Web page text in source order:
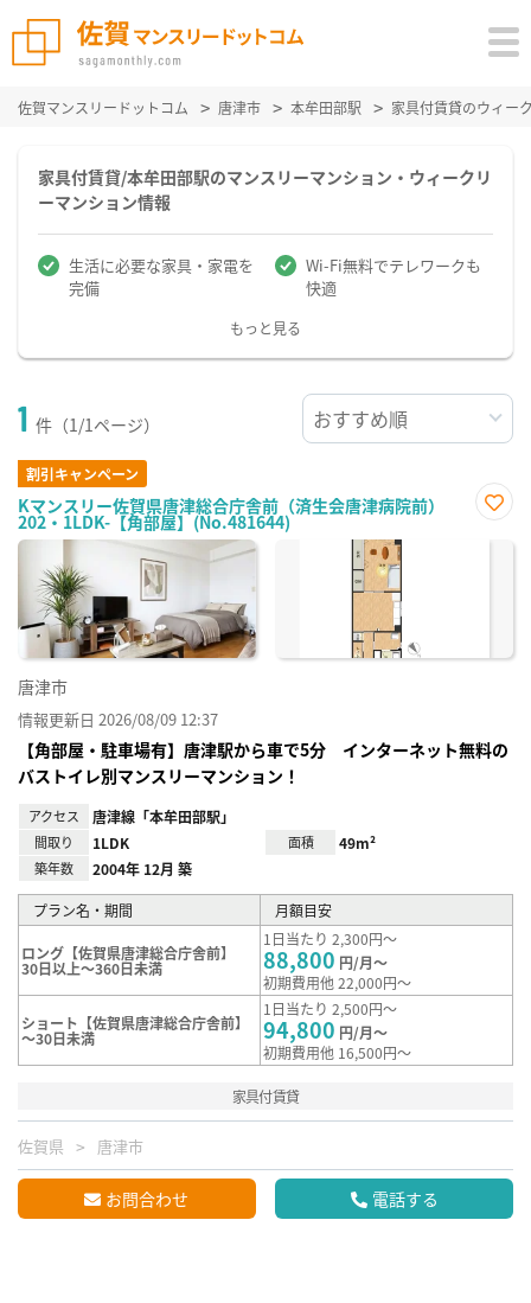
佐賀マンスリードットコム 唐津市 本牟田部駅 家具付賃貸のウィー
家具付賃貸/本牟田部駅のマンスリーマンション・ウィークリ
ーマンション情報
生活に必要な家具・家電を
完備
Wi-Fi無料でテレワークも
快適
もっと見る
1 件（1/1ページ）
割引キャンペーン
Kマンスリー佐賀県唐津総合庁舎前（済生会唐津病院前）
202・1LDK-【角部屋】(No.481644)
に入
唐津市
情報更新日 2026/08/09 12:37
【角部屋・駐車場有】唐津駅から車で5分 インターネット無料の
バストイレ別マンスリーマンション！
アクセス 唐津線「本牟田部駅」
間取り 1LDK 面積 49m²
築年数 2004年 12月 築
プラン名・期間 月額目安
ロング【佐賀県唐津総合庁舎前】
30日以上～360日未満
1日当たり 2,300円～
88,800 円/月～
初期費用他 22,000円～
ショート【佐賀県唐津総合庁舎前】
～30日未満
1日当たり 2,500円～
94,800 円/月～
初期費用他 16,500円～
家具付賃貸
佐賀県 唐津市
お問合わせ 電話する